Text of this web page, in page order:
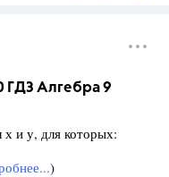
ГДЗ Алгебра 9
и у, для которых:
)